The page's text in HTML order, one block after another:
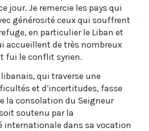
jour. Je remercie les pays qui
générosité ceux qui souffrent
en particulier le Liban et
accueillent de très nombreux
fui le conflit syrien.
libanais, qui traverse une
et d’incertitudes, fasse
la consolation du Seigneur
soutenu par la
internationale dans sa vocation